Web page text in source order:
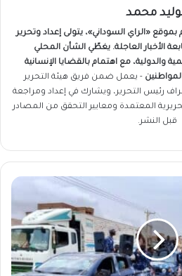
محمد
«الراي السوداني»، يتولى إعداد وتحرير
الأخبار العاجلة. يغطّي الشأن المحلي
والدولية، مع اهتمام بالقضايا الإنسانية
- يعمل ضمن فريق هيئة التحرير
رئيس التحرير، ويشارك في إعداد ومراجعة
المعتمدة ومعايير التحقق من المصادر
قبل النشر.